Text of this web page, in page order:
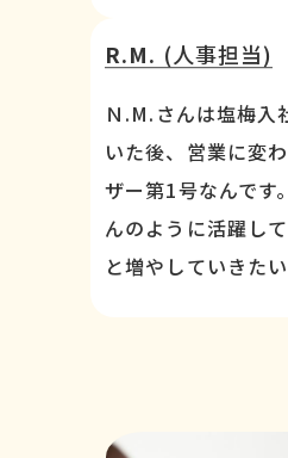
R.M. (人事担当)
Ｎ.M.さんは塩梅入
いた後、営業に変
ザー第1号なんです
んのように活躍し
と増やしていきた